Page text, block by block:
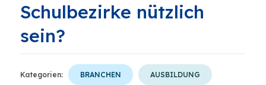
Schulbezirke nützlich
sein?
Kategorien: BRANCHEN AUSBILDUNG